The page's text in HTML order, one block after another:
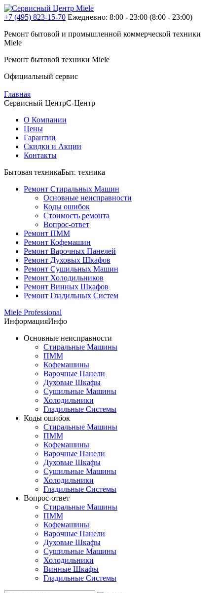
+7 (495) 823-15-70 Ежедневно: 8:00 - 23:00 (8:00 - 23:00)
Ремонт бытовой и промышленной коммерческой техники
Miele
Ремонт бытовой техники Miele
Официальный сервис
Главная
Сервисный ЦентрС-Центр
О Компании
Цены
Гарантии
Скидки и Акции
Контакты
Бытовая техникаБыт. техника
Ремонт Стиральных Машин
Основные неисправности
Коды ошибок
Стоимость ремонта
Вопрос-ответ
Ремонт ПММ
Ремонт Кофемашин
Ремонт Варочных Панелей
Ремонт Духовых Шкафов
Ремонт Сушильных Машин
Ремонт Холодильников
Ремонт Винных Шкафов
Ремонт Гладильных Систем
Miele Professional
ИнформацияИнфо
Основные неисправности
Стиральные Машины
ПММ
Кофемашины
Варочные Панели
Духовые Шкафы
Сушильные Машины
Холодильники
Гладильные Системы
Коды ошибок
Стиральные Машины
ПММ
Кофемашины
Варочные Панели
Духовые Шкафы
Сушильные Машины
Холодильники
Гладильные Системы
Вопрос-ответ
Стиральные Машины
ПММ
Кофемашины
Варочные Панели
Духовые Шкафы
Сушильные Машины
Холодильники
Винные Шкафы
Гладильные Системы